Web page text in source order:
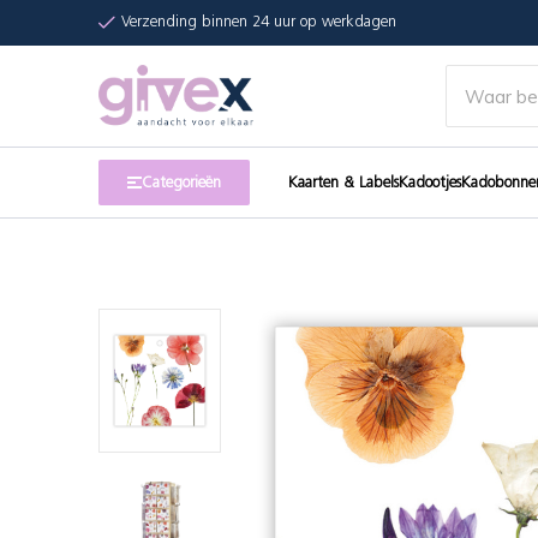
Verzending binnen 24 uur op werkdagen
Categorieën Kaarten & LabelsKadootjes